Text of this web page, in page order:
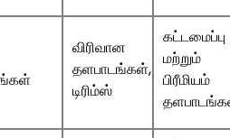
விரிவான
தளபாடங்கள்,
டிரிம்ஸ்
கட்டமைப்பு
மற்றும்
பிரீமியம்